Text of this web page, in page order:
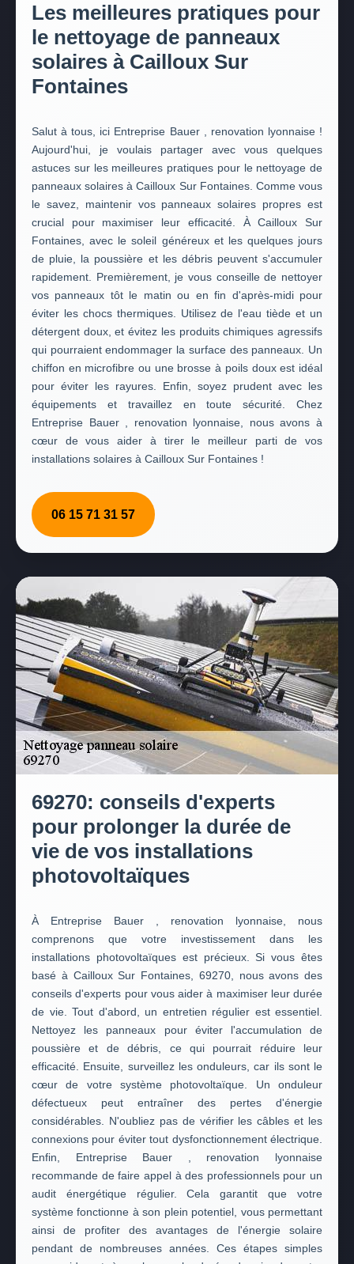
Les meilleures pratiques pour
le nettoyage de panneaux
solaires à Cailloux Sur
Fontaines
Salut à tous, ici Entreprise Bauer , renovation lyonnaise !
Aujourd'hui, je voulais partager avec vous quelques
astuces sur les meilleures pratiques pour le nettoyage de
panneaux solaires à Cailloux Sur Fontaines. Comme vous
le savez, maintenir vos panneaux solaires propres est
crucial pour maximiser leur efficacité. À Cailloux Sur
Fontaines, avec le soleil généreux et les quelques jours
de pluie, la poussière et les débris peuvent s'accumuler
rapidement. Premièrement, je vous conseille de nettoyer
vos panneaux tôt le matin ou en fin d'après-midi pour
éviter les chocs thermiques. Utilisez de l'eau tiède et un
détergent doux, et évitez les produits chimiques agressifs
qui pourraient endommager la surface des panneaux. Un
chiffon en microfibre ou une brosse à poils doux est idéal
pour éviter les rayures. Enfin, soyez prudent avec les
équipements et travaillez en toute sécurité. Chez
Entreprise Bauer , renovation lyonnaise, nous avons à
cœur de vous aider à tirer le meilleur parti de vos
installations solaires à Cailloux Sur Fontaines !
06 15 71 31 57
69270: conseils d'experts
pour prolonger la durée de
vie de vos installations
photovoltaïques
À Entreprise Bauer , renovation lyonnaise, nous
comprenons que votre investissement dans les
installations photovoltaïques est précieux. Si vous êtes
basé à Cailloux Sur Fontaines, 69270, nous avons des
conseils d'experts pour vous aider à maximiser leur durée
de vie. Tout d'abord, un entretien régulier est essentiel.
Nettoyez les panneaux pour éviter l'accumulation de
poussière et de débris, ce qui pourrait réduire leur
efficacité. Ensuite, surveillez les onduleurs, car ils sont le
cœur de votre système photovoltaïque. Un onduleur
défectueux peut entraîner des pertes d'énergie
considérables. N'oubliez pas de vérifier les câbles et les
connexions pour éviter tout dysfonctionnement électrique.
Enfin, Entreprise Bauer , renovation lyonnaise
recommande de faire appel à des professionnels pour un
audit énergétique régulier. Cela garantit que votre
système fonctionne à son plein potentiel, vous permettant
ainsi de profiter des avantages de l'énergie solaire
pendant de nombreuses années. Ces étapes simples